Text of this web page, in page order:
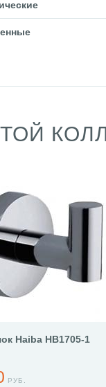
Haiba HB1705-1
РУБ.